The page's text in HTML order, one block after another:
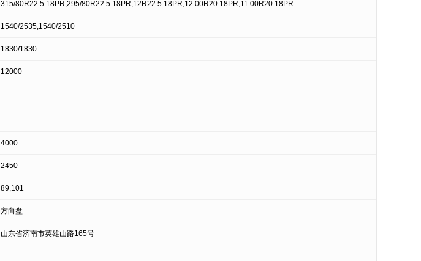
315/80R22.5 18PR,295/80R22.5 18PR,12R22.5 18PR,12.00R20 18PR,11.00R20 18PR
1540/2535,1540/2510
1830/1830
12000
4000
2450
89,101
方向盘
山东省济南市英雄山路165号